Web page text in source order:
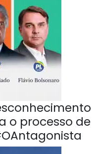
o processo de